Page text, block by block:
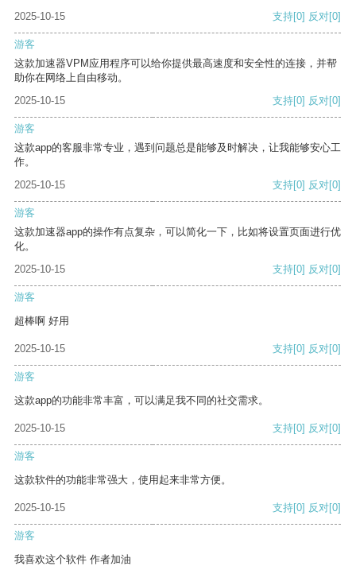
2025-10-15 支持[0] 反对[0]
游客
这款加速器VPM应用程序可以给你提供最高速度和安全性的连接，并帮
助你在网络上自由移动。
2025-10-15
支持[0] 反对[0]
游客
这款app的客服非常专业，遇到问题总是能够及时解决，让我能够安心工
作。
2025-10-15
支持[0] 反对[0]
游客
这款加速器app的操作有点复杂，可以简化一下，比如将设置页面进行优
化。
2025-10-15
支持[0] 反对[0]
游客
超棒啊 好用
2025-10-15 支持[0] 反对[0]
游客
这款app的功能非常丰富，可以满足我不同的社交需求。
2025-10-15 支持[0] 反对[0]
游客
这款软件的功能非常强大，使用起来非常方便。
2025-10-15 支持[0] 反对[0]
游客
我喜欢这个软件 作者加油